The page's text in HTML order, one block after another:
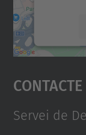
Contacte
Servei de